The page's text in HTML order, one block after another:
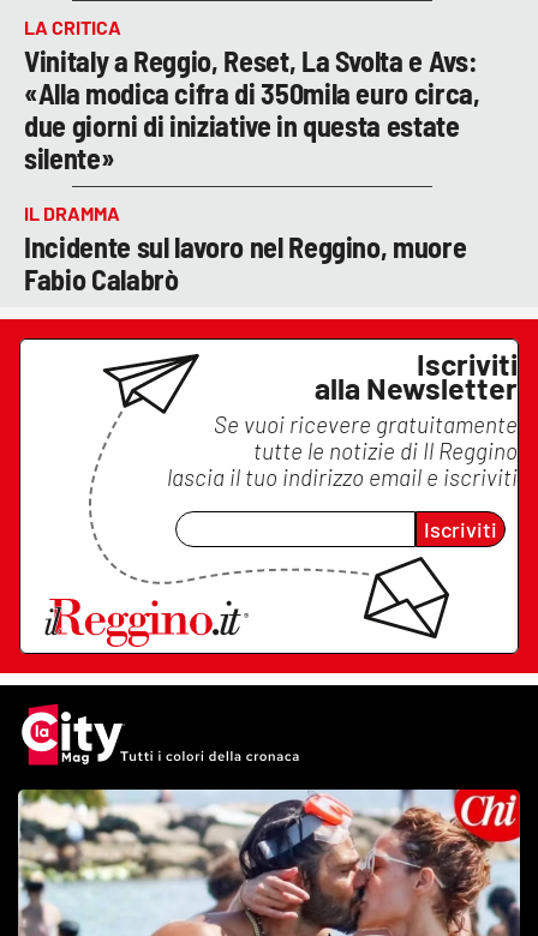
APPLE
LA CRITICA
Vinitaly a Reggio, Reset, La Svolta e Avs:
«Alla modica cifra di 350mila euro circa,
due giorni di iniziative in questa estate
silente»
IL DRAMMA
Incidente sul lavoro nel Reggino, muore
Fabio Calabrò
Iscriviti
alla Newsletter
Se vuoi ricevere gratuitamente
tutte le notizie di Il Reggino
lascia il tuo indirizzo email e iscriviti
Iscriviti